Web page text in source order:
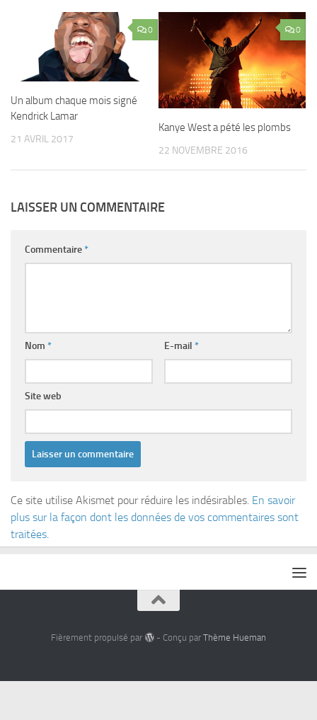
0
Un album chaque mois signé
Kendrick Lamar
21 AVRIL 2017
0
Kanye West a pété les plombs
22 NOVEMBRE 2016
LAISSER UN COMMENTAIRE
Commentaire*
Nom * E-mail *
Site web
Ce site utilise Akismet pour réduire les indésirables. En savoir
plus sur la façon dont les données de vos commentaires sont
traitées.
Fièrement propulsé par - Conçu par Thème Hueman